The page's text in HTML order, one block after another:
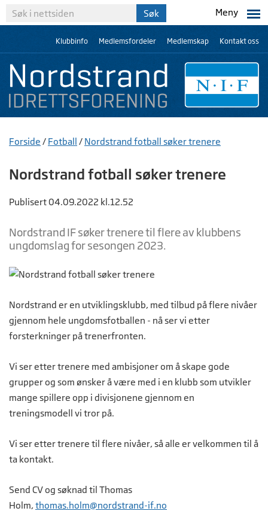
Meny
Klubbinfo Medlemsfordeler Medlemskap Kontakt oss
Forside / Fotball / Nordstrand fotball søker trenere
Nordstrand fotball søker trenere
Publisert 04.09.2022 kl.12.52
Nordstrand IF søker trenere til flere av klubbens
ungdomslag for sesongen 2023.
Nordstrand er en utviklingsklubb, med tilbud på flere nivåer
gjennom hele ungdomsfotballen - nå ser vi etter
forsterkninger på trenerfronten.
Vi ser etter trenere med ambisjoner om å skape gode
grupper og som ønsker å være med i en klubb som utvikler
mange spillere opp i divisjonene gjennom en
treningsmodell vi tror på.
Vi ser etter trenere til flere nivåer, så alle er velkommen til å
ta kontakt.
Send CV og søknad til Thomas
Holm, thomas.holm@nordstrand-if.no